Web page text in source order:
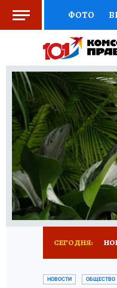
ФОТО
ВЫБОР
КНИЖНАЯ
ПРЕСС-
РАДИО КП
СЕГОДНЯ:
НОВОСТИ ОБЩЕСТВО